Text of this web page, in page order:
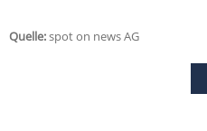
Quelle:spot on news AG